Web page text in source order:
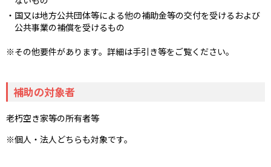
国又は地方公共団体等による他の補助金等の交付を受けるおよび
公共事業の補償を受けるもの
その他要件があります。詳細は手引き等をご覧ください。
補助の対象者
老朽空き家等の所有者等
個人・法人どちらも対象です。